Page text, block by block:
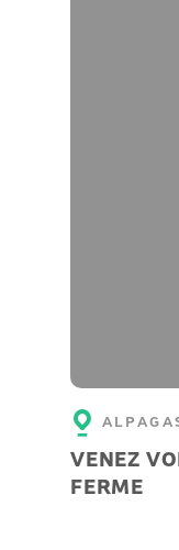
VENEZ
FERME